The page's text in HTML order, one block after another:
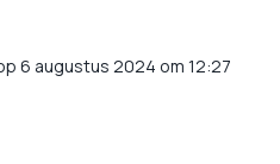
6 augustus 2024 om 12:27